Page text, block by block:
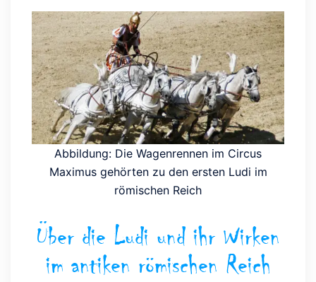
Abbildung: Die Wagenrennen im Circus
Maximus gehörten zu den ersten Ludi im
römischen Reich
Über die Ludi und ihr Wirken
im antiken römischen Reich